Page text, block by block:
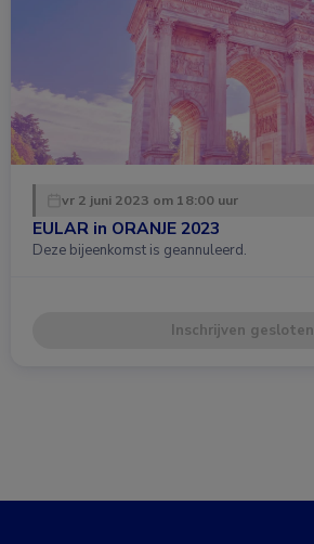
vr 2 juni 2023 om 18:00 uur
EULAR in ORANJE 2023
Deze bijeenkomst is geannuleerd.
Inschrijven gesloten